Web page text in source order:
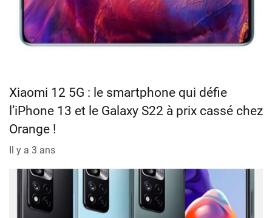
Xiaomi 12 5G : le smartphone qui défie
l’iPhone 13 et le Galaxy S22 à prix cassé chez
Orange !
Il y a 3 ans